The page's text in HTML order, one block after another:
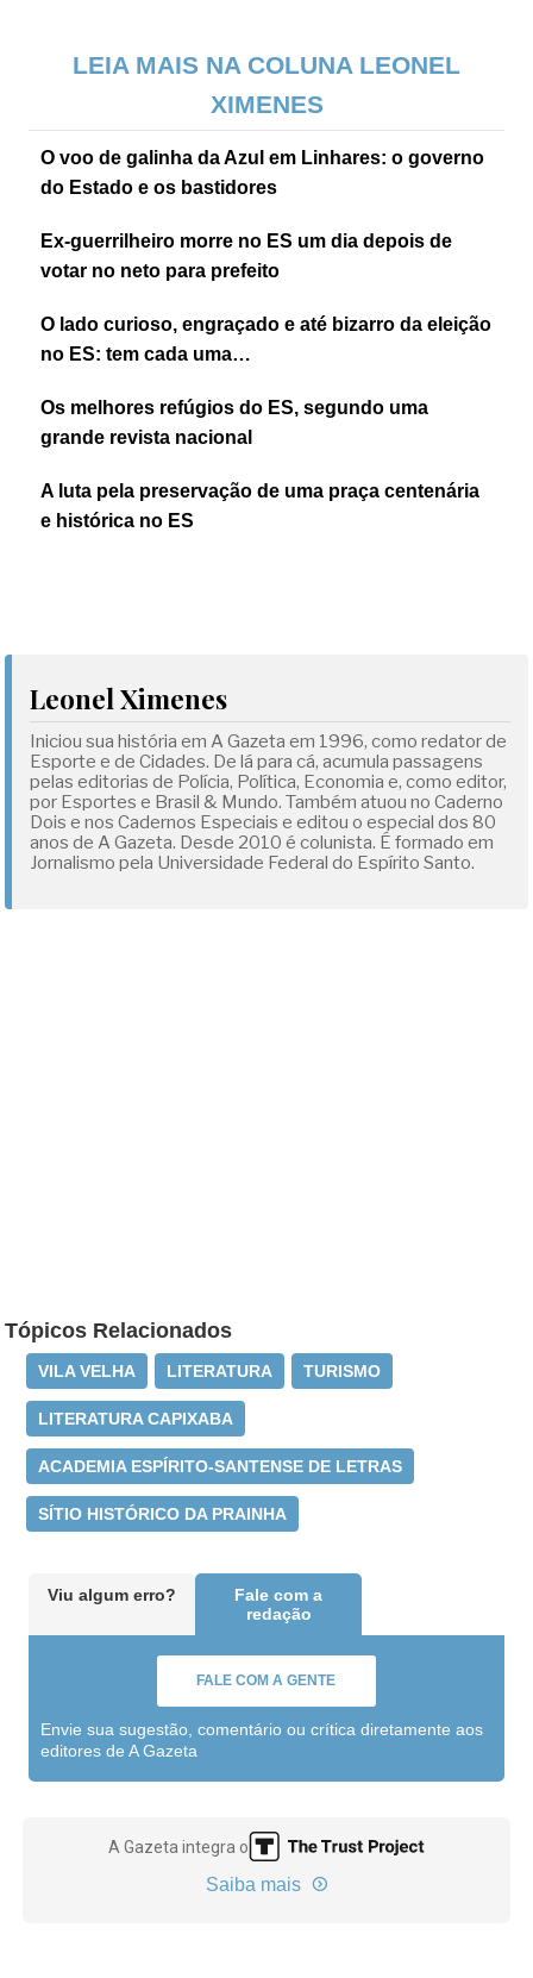
LEIA MAIS NA COLUNA LEONEL
XIMENES
O voo de galinha da Azul em Linhares: o governo
do Estado e os bastidores
Ex-guerrilheiro morre no ES um dia depois de
votar no neto para prefeito
O lado curioso, engraçado e até bizarro da eleição
no ES: tem cada uma…
Os melhores refúgios do ES, segundo uma
grande revista nacional
A luta pela preservação de uma praça centenária
e histórica no ES
Leonel Ximenes
Iniciou sua história em A Gazeta em 1996, como redator de
Esporte e de Cidades. De lá para cá, acumula passagens
pelas editorias de Polícia, Política, Economia e, como editor,
por Esportes e Brasil & Mundo. Também atuou no Caderno
Dois e nos Cadernos Especiais e editou o especial dos 80
anos de A Gazeta. Desde 2010 é colunista. É formado em
Jornalismo pela Universidade Federal do Espírito Santo.
Tópicos Relacionados
VILA VELHA LITERATURA TURISMO
LITERATURA CAPIXABA
ACADEMIA ESPÍRITO-SANTENSE DE LETRAS
SÍTIO HISTÓRICO DA PRAINHA
Viu algum erro?
Fale com a
redação
FALE COM A GENTE
Envie sua sugestão, comentário ou crítica diretamente aos
editores de A Gazeta
A Gazeta integra o
Saiba mais